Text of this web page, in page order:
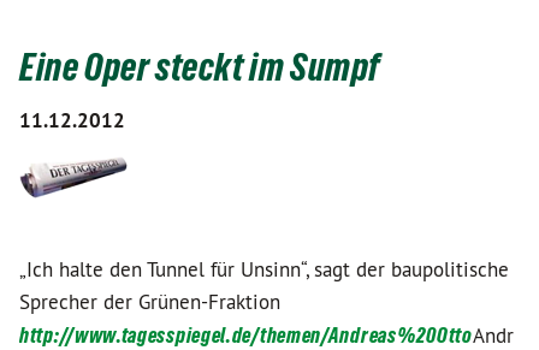
Eine Oper steckt im Sumpf
11.12.2012
„Ich halte den Tunnel für Unsinn“, sagt der baupolitische
Sprecher der Grünen-Fraktion
http://www.tagesspiegel.de/themen/Andreas%20OttoAndr